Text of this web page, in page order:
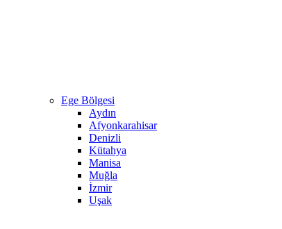
Ege Bölgesi
Aydın
Afyonkarahisar
Denizli
Kütahya
Manisa
Muğla
İzmir
Uşak